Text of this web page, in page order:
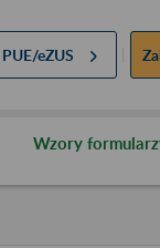
PUE/eZUS
Wzory